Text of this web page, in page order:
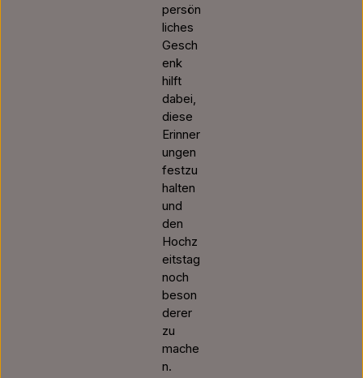
persön
liches
Gesch
enk
hilft
dabei,
diese
Erinner
ungen
festzu
halten
und
den
Hochz
eitstag
noch
beson
derer
zu
mache
n.